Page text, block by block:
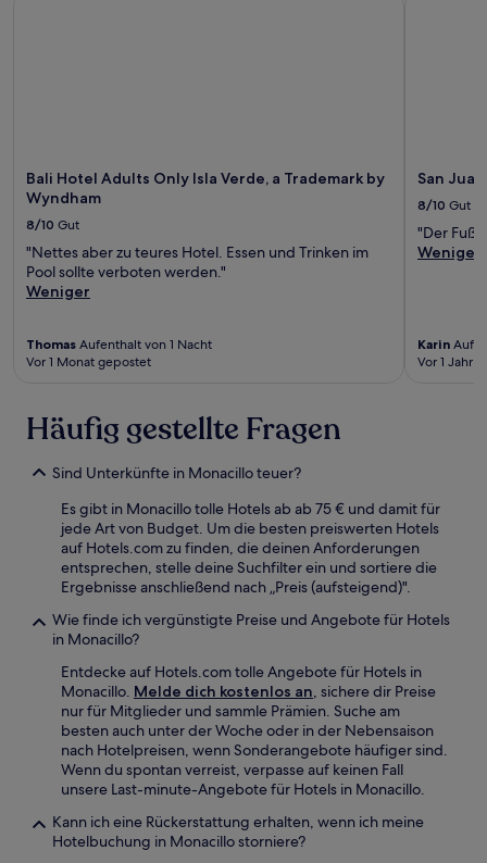
Bali Hotel Adults Only Isla Verde, a Trademark by
Wyndham
8/10 Gut
"Nettes aber zu teures Hotel. Essen und Trinken im
Pool sollte verboten werden."
Weniger
Thomas Aufenthalt von 1 Nacht
Vor 1 Monat gepostet
San
8/10 Gut
"Der
Weniger
Karin
Vor 1 Jahr
Häufig gestellte Fragen
Sind Unterkünfte in Monacillo teuer?
Es gibt in Monacillo tolle Hotels ab ab 75 € und damit für
jede Art von Budget. Um die besten preiswerten Hotels
auf Hotels.com zu finden, die deinen Anforderungen
entsprechen, stelle deine Suchfilter ein und sortiere die
Ergebnisse anschließend nach „Preis (aufsteigend)".
Wie finde ich vergünstigte Preise und Angebote für Hotels
in Monacillo?
Entdecke auf Hotels.com tolle Angebote für Hotels in
Monacillo. Melde dich kostenlos an, sichere dir Preise
nur für Mitglieder und sammle Prämien. Suche am
besten auch unter der Woche oder in der Nebensaison
nach Hotelpreisen, wenn Sonderangebote häufiger sind.
Wenn du spontan verreist, verpasse auf keinen Fall
unsere Last-minute-Angebote für Hotels in Monacillo.
Kann ich eine Rückerstattung erhalten, wenn ich meine
Hotelbuchung in Monacillo storniere?